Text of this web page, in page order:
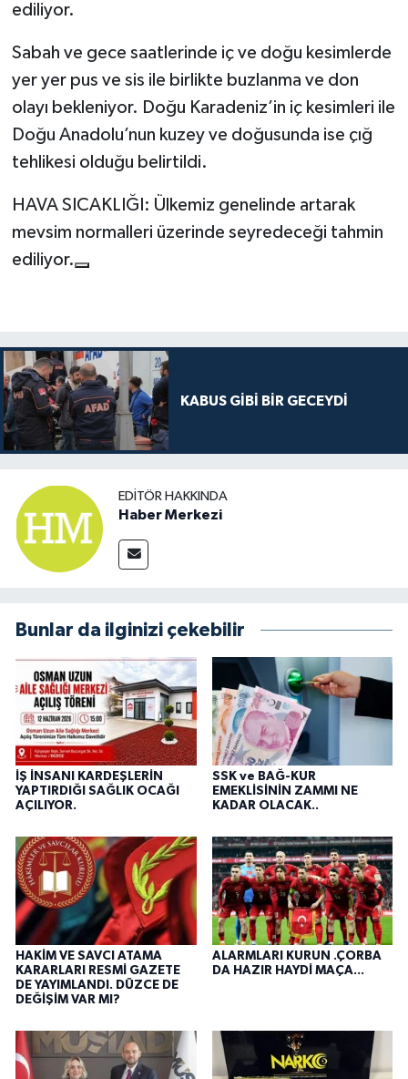
ediliyor.
Sabah ve gece saatlerinde iç ve doğu kesimlerde
yer yer pus ve sis ile birlikte buzlanma ve don
olayı bekleniyor. Doğu Karadeniz’in iç kesimleri ile
Doğu Anadolu’nun kuzey ve doğusunda ise çığ
tehlikesi olduğu belirtildi.
HAVA SICAKLIĞI: Ülkemiz genelinde artarak
mevsim normalleri üzerinde seyredeceği tahmin
ediliyor.
KABUS GİBİ BİR GECEYDİ
EDITÖR HAKKINDA
Haber Merkezi
Bunlar da ilginizi çekebilir
İŞ İNSANI KARDEŞLERİN
YAPTIRDIĞI SAĞLIK OCAĞI
AÇILIYOR.
SSK ve BAĞ-KUR
EMEKLİSİNİN ZAMMI NE
KADAR OLACAK..
HAKİM VE SAVCI ATAMA
KARARLARI RESMİ GAZETE
DE YAYIMLANDI. DÜZCE DE
DEĞİŞİM VAR MI?
ALARMLARI KURUN .ÇORBA
DA HAZIR HAYDİ MAÇA...